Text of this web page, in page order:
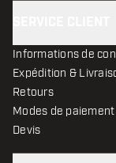
Informations de
Expédition &
Retours
Modes de paiement
Devis